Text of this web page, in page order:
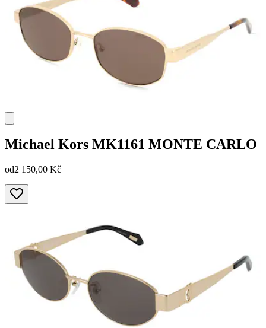
Michael Kors MK1161 MONTE CARLO
od2 150,00 Kč